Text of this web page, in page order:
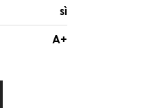
sì
A+